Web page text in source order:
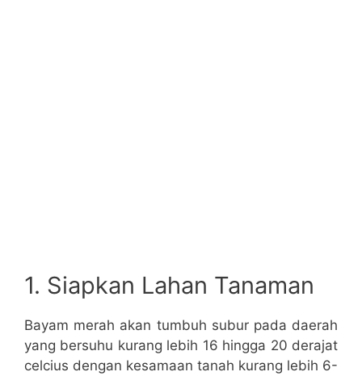
1. Siapkan Lahan Tanaman
Bayam merah akan tumbuh subur pada daerah
yang bersuhu kurang lebih 16 hingga 20 derajat
celcius dengan kesamaan tanah kurang lebih 6-